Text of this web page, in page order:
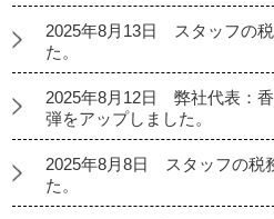
2025年8月13日 スタッフの
た。
2025年8月12日 弊社代表：
弾をアップしました。
2025年8月8日 スタッフの税
た。